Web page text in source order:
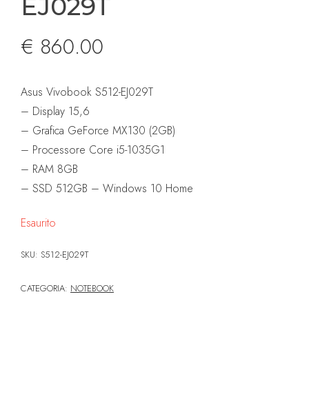
€ 860.00
Asus Vivobook S512-EJ029T
– Display 15,6
– Grafica GeForce MX130 (2GB)
– Processore Core i5-1035G1
– RAM 8GB
– SSD 512GB – Windows 10 Home
Esaurito
SKU: S512-EJ029T
CATEGORIA: NOTEBOOK